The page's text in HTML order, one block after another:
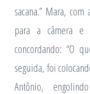
sacana.” Mara,
para a câmera e
concordando: “O
seguida, foi
Antônio,